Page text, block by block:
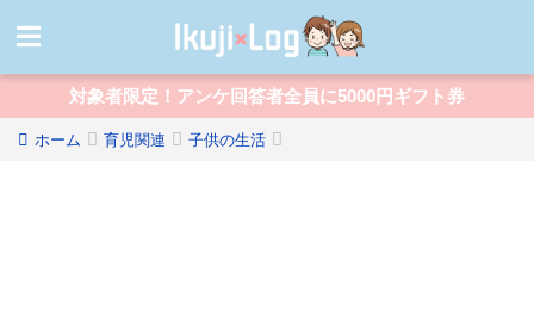
対象者限定！アンケ回答者全員に5000円ギフト券
ホーム 育児関連 子供の生活